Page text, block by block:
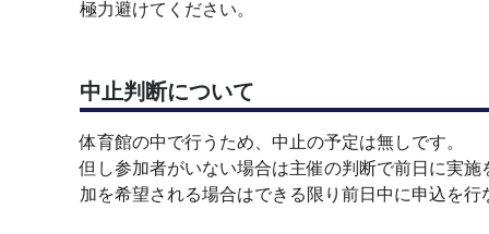
⑤2026 New Year 関東Pickle's杯in加須（2026年1月
⑧第８回関東Pickle's杯in加須（2026年3月20日）
⑨第９回関東Pickle's杯in加須（2026年4月12日）
・関東大会予選【埼玉県選抜】（2026年5月5日）
・関東大会予選【埼玉県選抜】（2026年5月16日）
極力避けてください。
中止判断について
体育館の中で行うため、中止の予定は無しです。
但し参加者がいない場合は主催の判断で前日に実
加を希望される場合はできる限り前日中に申込を行